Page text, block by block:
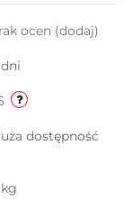
ocen (dodaj)
dostępność